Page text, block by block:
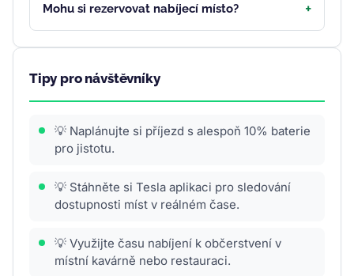
Mohu si rezervovat nabíjecí místo?
Tipy pro návštěvníky
💡 Naplánujte si příjezd s alespoň 10% baterie
pro jistotu.
💡 Stáhněte si Tesla aplikaci pro sledování
dostupnosti míst v reálném čase.
💡 Využijte času nabíjení k občerstvení v
místní kavárně nebo restauraci.